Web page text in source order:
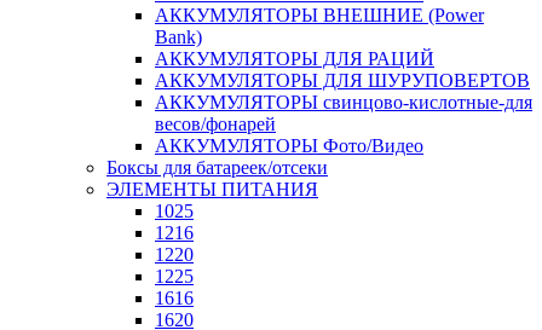
АККУМУЛЯТОРЫ ВНЕШНИЕ (Power
Bank)
АККУМУЛЯТОРЫ ДЛЯ РАЦИЙ
АККУМУЛЯТОРЫ ДЛЯ ШУРУПОВЕРТОВ
АККУМУЛЯТОРЫ свинцово-кислотные-для
весов/фонарей
АККУМУЛЯТОРЫ Фото/Видео
Боксы для батареек/отсеки
ЭЛЕМЕНТЫ ПИТАНИЯ
1025
1216
1220
1225
1616
1620